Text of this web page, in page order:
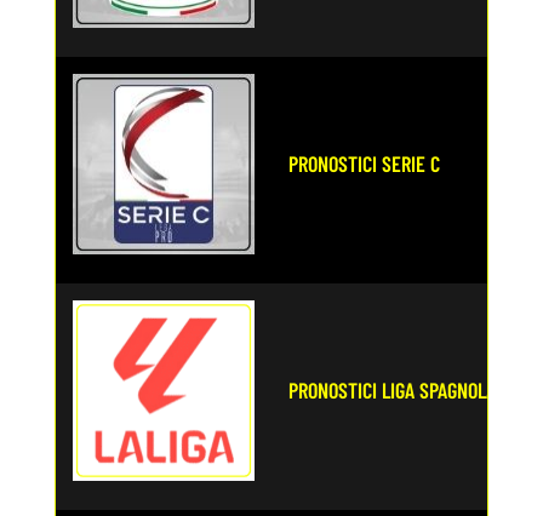
PRONOSTICI SERIE C
PRONOSTICI LIGA SPAGNOLA